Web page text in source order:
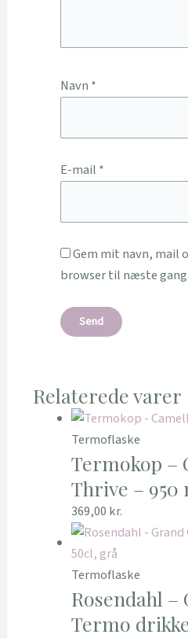
Navn *
E-mail *
Gem mit navn, mail
browser til næste
Relaterede varer
Termoflaske
Termokop –
Thrive – 950
369,00 kr.
Termoflaske
Rosendahl –
Termo